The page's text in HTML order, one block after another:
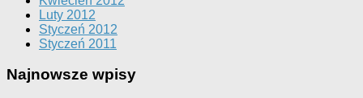
Luty 2012
Styczeń 2012
Styczeń 2011
Najnowsze wpisy